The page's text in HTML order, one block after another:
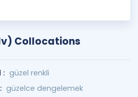
Collocations
: güzel renkli
güzelce dengelemek